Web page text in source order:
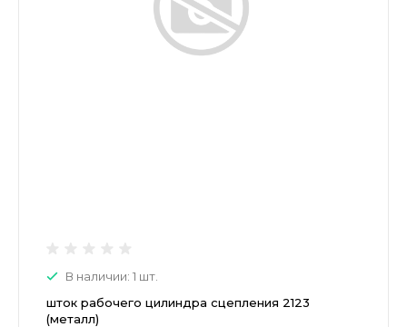
В наличии: 1 шт.
шток рабочего цилиндра сцепления 2123
(металл)